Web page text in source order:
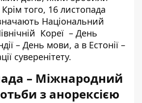
того, 16 листопада
Національний
Кореї – День
– День мови, а в Естонії –
суверенітету.
– Міжнародний
з анорексією